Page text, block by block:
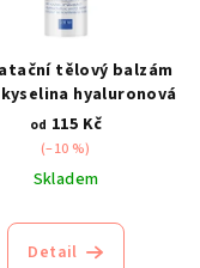
tělový balzám
kyselina hyaluronová
od 115 Kč
(–10 %)
Skladem
Detail